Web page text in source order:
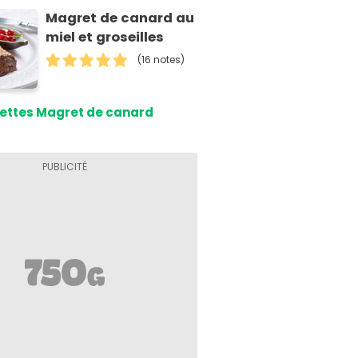
Magret de canard au
miel et groseilles
(16 notes)
Magret de canard